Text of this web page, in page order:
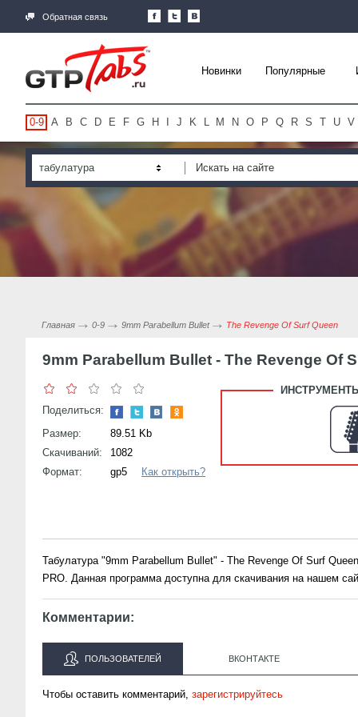
Обратная связь
Новинки Популярные
0-9 A B C D E F G H J K L M N O P Q R S T U V
табулатура
Главная 0-9 9mm Parabellum Bullet The Revenge Of Surf Queen
9mm Parabellum Bullet - The Revenge Of
Поделиться:
Размер:
89.51 Kb
Скачиваний:
1082
Формат:
gp5 Как открыть?
Табулатура "9mm Parabellum Bullet" - The Revenge Of Surf
PRO. Данная программа доступна для скачивания на нашем
Комментарии:
ПОЛЬЗОВАТЕЛЕЙ ВКОНТАКТЕ
Чтобы оставить комментарий, зарегистрируйтесь